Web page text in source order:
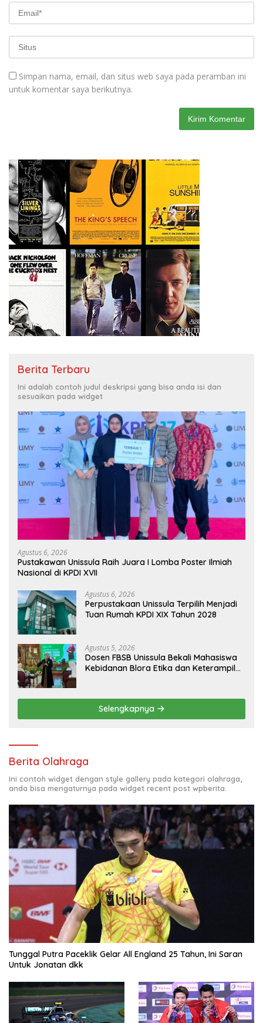
Simpan nama, email, dan situs web saya pada peramban ini
untuk komentar saya berikutnya.
Berita Terbaru
Ini adalah contoh judul deskripsi yang bisa anda isi dan
sesuaikan pada widget
Agustus 6, 2026
Pustakawan Unissula Raih Juara I Lomba Poster Ilmiah
Nasional di KPDI XVII
Agustus 6, 2026
Perpustakaan Unissula Terpilih Menjadi
Tuan Rumah KPDI XIX Tahun 2028
Agustus 5, 2026
Dosen FBSB Unissula Bekali Mahasiswa
Kebidanan Blora Etika dan Keterampilan
Selengkapnya
Berita Olahraga
Ini contoh widget dengan style gallery pada kategori olahraga,
anda bisa mengaturnya pada widget recent post wpberita.
Tunggal Putra Paceklik Gelar All England 25 Tahun, Ini Saran
Untuk Jonatan dkk